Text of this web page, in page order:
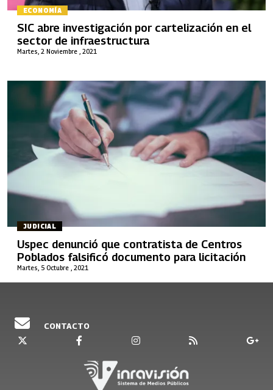
ECONOMÍA
Martes, 2 Noviembre , 2021
SIC abre investigación por cartelización en el
sector de infraestructura
JUDICIAL
Martes, 5 Octubre , 2021
Uspec denunció que contratista de Centros
Poblados falsificó documento para licitación
CONTACTO